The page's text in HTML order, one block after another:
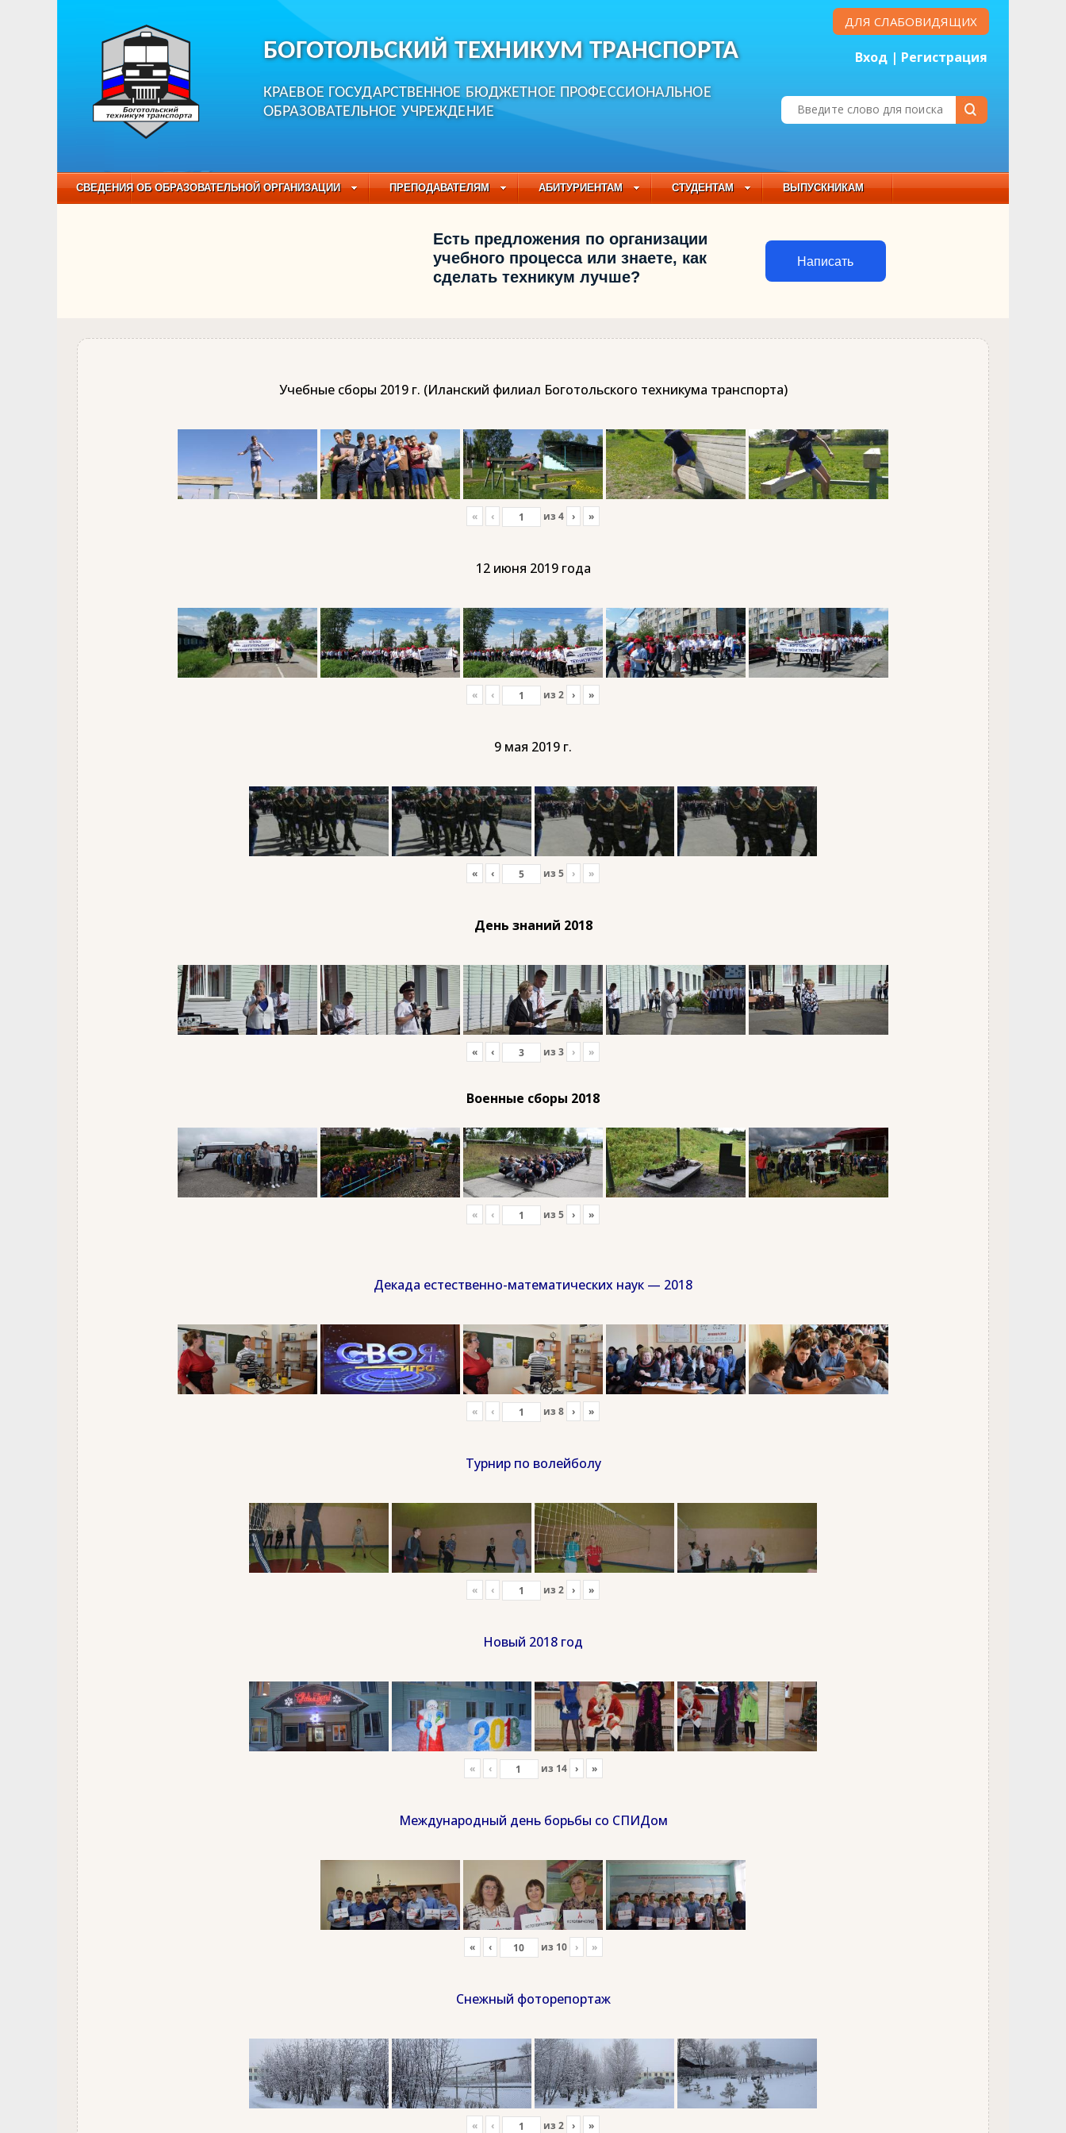
БОГОТОЛЬСКИЙ ТЕХНИКУМ ТРАНСПОРТА
КРАЕВОЕ ГОСУДАРСТВЕННОЕ БЮДЖЕТНОЕ ПРОФЕССИОНАЛЬНОЕ
ОБРАЗОВАТЕЛЬНОЕ УЧРЕЖДЕНИЕ
ДЛЯ СЛАБОВИДЯЩИХ
Вход | Регистрация
СВЕДЕНИЯ ОБ ОБРАЗОВАТЕЛЬНОЙ ОРГАНИЗАЦИИ ПРЕПОДАВАТЕЛЯМ АБИТУРИЕНТАМ СТУДЕНТАМ ВЫПУСКНИКАМ
НАБОР ОБУЧАЮЩИХСЯ НА 2021-2022 УЧЕБНЫЙ ГОД
Есть предложения по организации
учебного процесса или знаете, как
сделать техникум лучше?
Написать
Учебные сборы 2019 г. (Иланский филиал Боготольского техникума транспорта)
« ‹ из 4 › »
12 июня 2019 года
« ‹ из 2 › »
9 мая 2019 г.
« ‹ из 5 › »
День знаний 2018
« ‹ из 3 › »
Военные сборы 2018
« ‹ из 5 › »
Декада естественно-математических наук — 2018
« ‹ из 8 › »
Турнир по волейболу
« ‹ из 2 › »
Новый 2018 год
« ‹ из 14 › »
Международный день борьбы со СПИДом
« ‹ из 10 › »
Снежный фоторепортаж
« ‹ из 2 › »